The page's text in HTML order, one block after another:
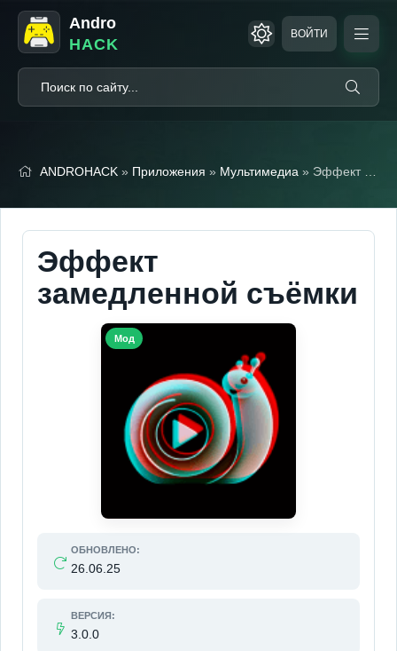
Andro
HACK
ВОЙТИ
ANDROHACK » Приложения » Мультимедиа » Эффект замедленной съёмки (Мод, Unlocked)
Эффект
замедленной съёмки
ОБНОВЛЕНО:
26.06.25
ВЕРСИЯ:
3.0.0
Мод